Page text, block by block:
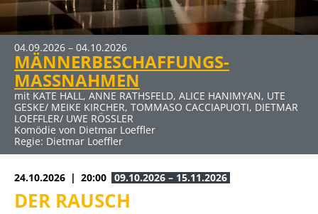
04.09.2026 – 04.10.2026
MÄNNERBESCHAFFUNGS-
MASSNAHMEN
mit KATE HALL, ANNE RATHSFELD, ALICE HANIMYAN, UTE
GESKE/ MEIKE KIRCHER, TOMMASO CACCIAPUOTI, DIETMAR
LOEFFLER/ UWE RÖSSLER
Komödie von Dietmar Loeffler
Regie: Dietmar Loeffler
09.10.2026 – 15.11.2026
DER RAUSCH
mit JENS HAJEK, RON SPIEẞ, DIRK EMMERT u. a.
Komödie von Thomas Vinterberg und Claus Flygare
27.11.2026 – 10.01.2027
ERBE GUT-ALLES GUT
mit HUGO EGON BALDER, RENÉ HEINERSDORFF u. a.
Komödie von René Heinersdorff
22.01.2027 – 07.03.2027
SCHUHE TASCHEN MÄNNER
mit BERNHARD BETTERMANN, NINA PETRI, ANDREAS PETRI
u. a.
Komödie von Stefan Vögel
Regie: Ute Willing
24.10.2026 20:00 09.10.2026 – 15.11.2026
DER RAUSCH